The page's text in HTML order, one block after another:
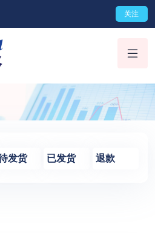
关注
发货 已发货 退款